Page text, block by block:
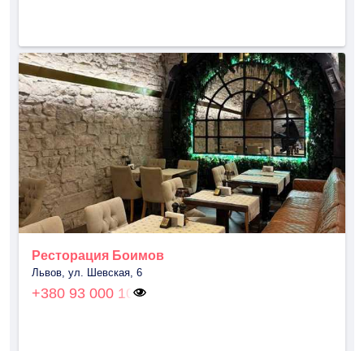
Ресторация Боимов
Львов, ул. Шевская, 6
+380 93 000 10